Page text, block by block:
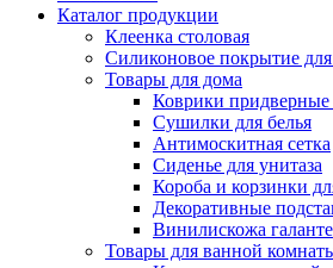
Каталог продукции
Клеенка столовая
Силиконовое покрытие для
Товары для дома
Коврики
Сушилки для белья
Антимоскитная сетка
Сиденье для унитаза
Короба и корзинки
Декоративные
Винилискожа
Товары для ванной